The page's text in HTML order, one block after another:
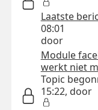
Laatste
08:01
door
Module
werkt niet
Topic
15:22, door